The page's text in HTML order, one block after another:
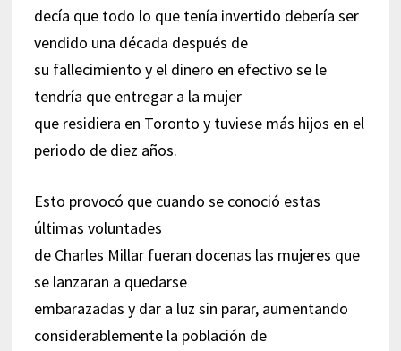
decía que todo lo que tenía invertido debería ser
vendido una década después de
su fallecimiento y el dinero en efectivo se le
tendría que entregar a la mujer
que residiera en Toronto y tuviese más hijos en el
periodo de diez años.
Esto provocó que cuando se conoció estas
últimas voluntades
de Charles Millar fueran docenas las mujeres que
se lanzaran a quedarse
embarazadas y dar a luz sin parar, aumentando
considerablemente la población de